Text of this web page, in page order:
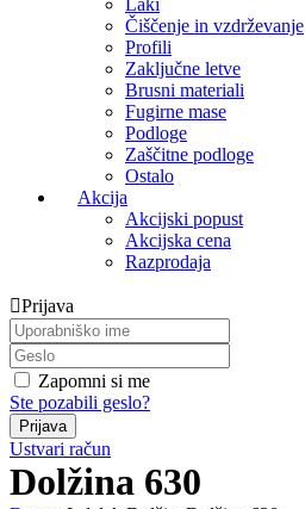
Laki
Čiščenje in vzdrževanje
Profili
Zaključne letve
Brusni materiali
Fugirne mase
Podloge
Zaščitne podloge
Ostalo
Akcija
Akcijski popust
Akcijska cena
Razprodaja
Prijava
Zapomni si me
Ste pozabili geslo?
Ustvari račun
Dolžina 630